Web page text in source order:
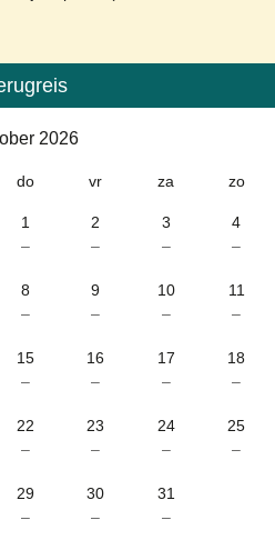
Kalender
2026
do vr za zo
1
–
2
–
3
–
4
–
8
–
9
–
10
–
11
–
15
–
16
–
17
–
18
–
22
–
23
–
24
–
25
–
29
–
30
–
31
–